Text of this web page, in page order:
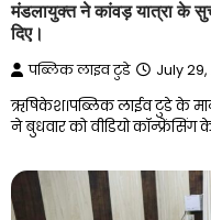
मंडलायुक्त ने कांवड़ यात्रा के
दिए।
पब्लिक लाइव टुडे July
ऋषिकेश।पब्लिक लाईव टुडे के
ने बुधवार को वीडियो